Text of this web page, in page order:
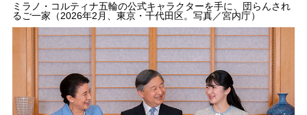
ミラノ・コルティナ五輪の公式キャラクターを手に、団らんされ
るご一家（2026年2月、東京・千代田区。写真／宮内庁）